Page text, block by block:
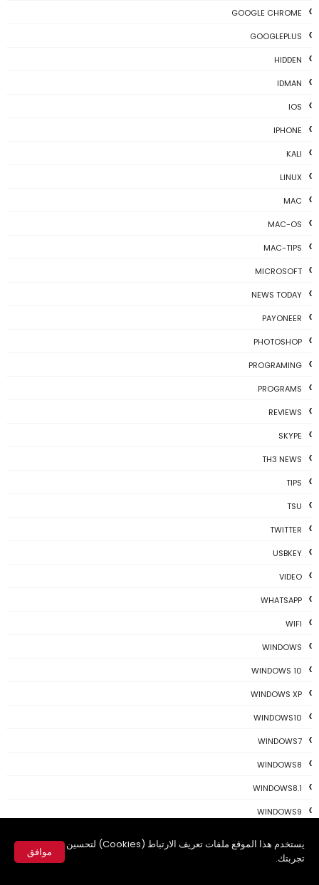
يستخدم هذا الموقع ملفات تعريف الارتباط (Cookies) لتحسين
تجربتك.
موافق
GOOGLE CHROME
GOOGLEPLUS
HIDDEN
IDMAN
IOS
IPHONE
KALI
LINUX
MAC
MAC-OS
MAC-TIPS
MICROSOFT
NEWS TODAY
PAYONEER
PHOTOSHOP
PROGRAMING
PROGRAMS
REVIEWS
SKYPE
TH3 NEWS
TIPS
TSU
TWITTER
USBKEY
VIDEO
WHATSAPP
WIFI
WINDOWS
WINDOWS 10
WINDOWS XP
WINDOWS10
WINDOWS7
WINDOWS8
WINDOWS8.1
WINDOWS9
YOUTUBE